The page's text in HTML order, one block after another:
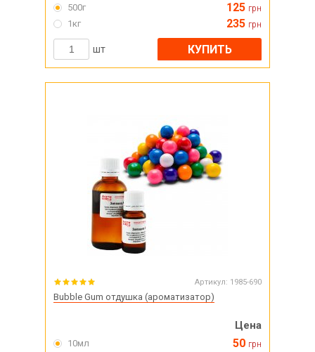
500г 125 грн
1кг 235 грн
шт КУПИТЬ
Артикул: 1985-690
Bubble Gum отдушка (ароматизатор)
Цена
10мл 50 грн